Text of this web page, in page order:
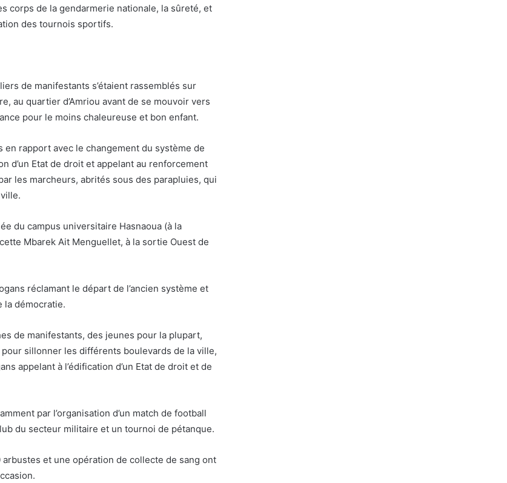
corps de la gendarmerie nationale, la sûreté, et
des tournois sportifs.
de manifestants s’étaient rassemblés sur
au quartier d’Amriou avant de se mouvoir vers
pour le moins chaleureuse et bon enfant.
en rapport avec le changement du système de
d’un Etat de droit et appelant au renforcement
les marcheurs, abrités sous des parapluies, qui
du campus universitaire Hasnaoua (à la
Mbarek Ait Menguellet, à la sortie Ouest de
réclamant le départ de l’ancien système et
la démocratie.
de manifestants, des jeunes pour la plupart,
sillonner les différents boulevards de la ville,
appelant à l’édification d’un Etat de droit et de
par l’organisation d’un match de football
du secteur militaire et un tournoi de pétanque.
et une opération de collecte de sang ont